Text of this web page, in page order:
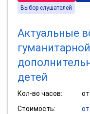
Выбор слушателей
Актуальные
детей
Кол-во часов:
Стоимость: